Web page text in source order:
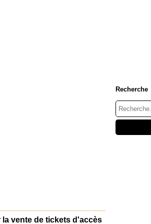
vente de tickets d'accès
Recherche